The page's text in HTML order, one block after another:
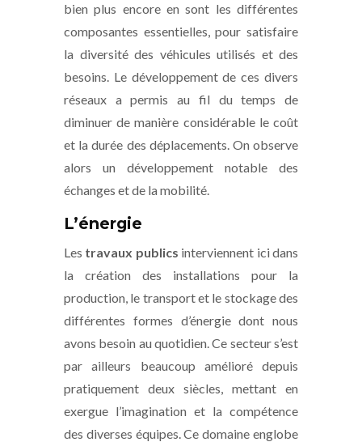
bien plus encore en sont les différentes
composantes essentielles, pour satisfaire
la diversité des véhicules utilisés et des
besoins. Le développement de ces divers
réseaux a permis au fil du temps de
diminuer de manière considérable le coût
et la durée des déplacements. On observe
alors un développement notable des
échanges et de la mobilité.
L’énergie
Les travaux publics interviennent ici dans
la création des installations pour la
production, le transport et le stockage des
différentes formes d’énergie dont nous
avons besoin au quotidien. Ce secteur s’est
par ailleurs beaucoup amélioré depuis
pratiquement deux siècles, mettant en
exergue l’imagination et la compétence
des diverses équipes. Ce domaine englobe